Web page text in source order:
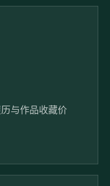
与作品收藏价